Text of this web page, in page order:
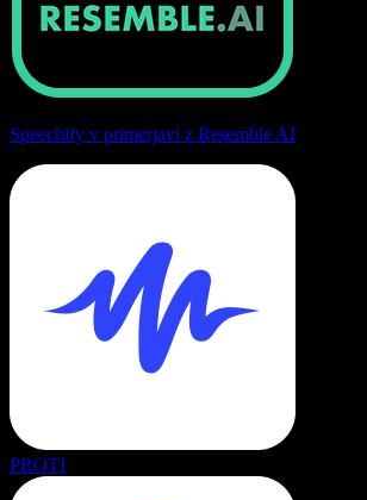
Speechify v primerjavi z Resemble AI
PROTI